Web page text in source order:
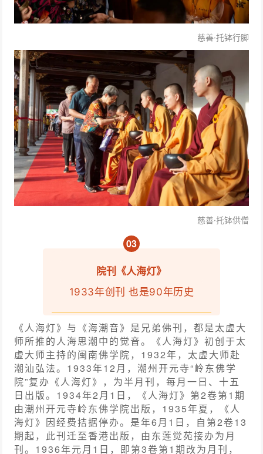
慈善·托钵行脚
慈善·托钵供僧
03
院刊《人海灯》
1933年创刊 也是90年历史
《人海灯》与《海潮音》是兄弟佛刊，都是太虚大
师所推的人海思潮中的觉音。《人海灯》初创于太
虚大师主持的闽南佛学院，1932年，太虚大师赴
潮汕弘法。1933年12月，潮州开元寺“岭东佛学
院”复办《人海灯》，为半月刊，每月一日、十五
日出版。1934年2月1日，《人海灯》第2卷第1期
由潮州开元寺岭东佛学院出版，1935年夏，《人
海灯》因经费拮据停办。是年6月1日，自第2卷13
期起，此刊迁至香港出版，由东莲觉苑接办为月
刊。1936年元月1日，即第3卷第1期改为月刊，